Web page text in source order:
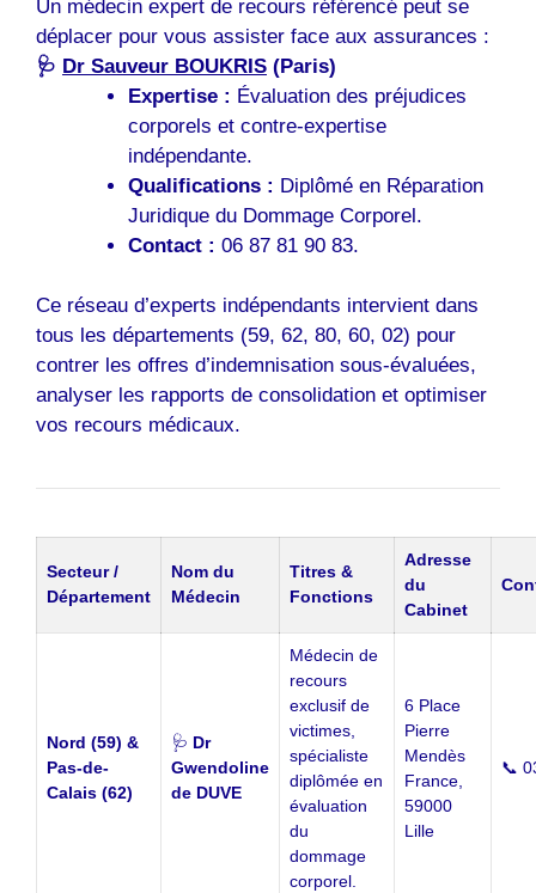
Un médecin expert de recours référencé peut se
déplacer pour vous assister face aux assurances :
🩺 Dr Sauveur BOUKRIS (Paris)
Expertise : Évaluation des préjudices
corporels et contre-expertise
indépendante.
Qualifications : Diplômé en Réparation
Juridique du Dommage Corporel.
Contact : 06 87 81 90 83.
Ce réseau d’experts indépendants intervient dans
tous les départements (59, 62, 80, 60, 02) pour
contrer les offres d’indemnisation sous-évaluées,
analyser les rapports de consolidation et optimiser
vos recours médicaux.
Secteur /
Département
Nom du
Médecin
Titres &
Fonctions
Adresse
du
Cabinet
Nord (59) &
Pas-de-
Calais (62)
🩺 Dr
Gwendoline
de DUVE
Médecin de
recours
exclusif de
victimes,
spécialiste
diplômée en
évaluation
du
dommage
corporel.
6 Place
Pierre
Mendès
France,
59000
Lille
📞